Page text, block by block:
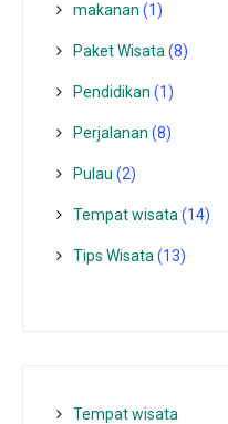
makanan (1)
Paket Wisata (8)
Pendidikan (1)
Perjalanan (8)
Pulau (2)
Tempat wisata‎ (14)
Tips Wisata (13)
Tempat wisata‎